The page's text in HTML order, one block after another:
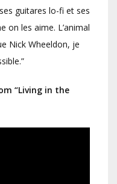
guitares lo-fi et ses
on les aime. L’animal
Nick Wheeldon, je
“Living in the